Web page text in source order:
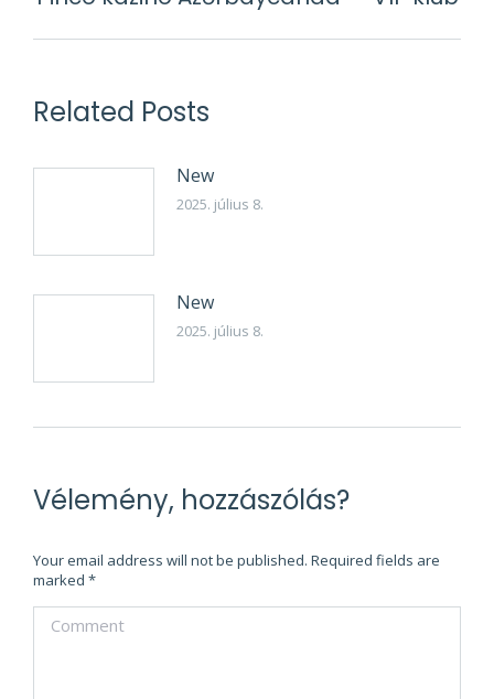
Related Posts
New
2025. július 8.
New
2025. július 8.
Vélemény, hozzászólás?
Your email address will not be published. Required fields are
marked *
Comment